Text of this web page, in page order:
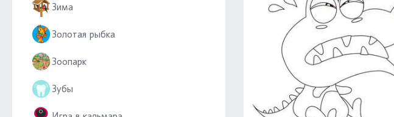
Зима
Золотая рыбка
Зоопарк
Зубы